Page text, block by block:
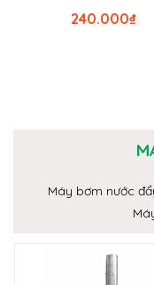
₫
240.000
Máy bơm nước